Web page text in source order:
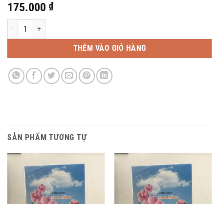
175.000 ₫
Combo 50 cuốn album du lịch 10x15 - Album đựng được 40 hình 10x15 số
THÊM VÀO GIỎ HÀNG
SẢN PHẨM TƯƠNG TỰ